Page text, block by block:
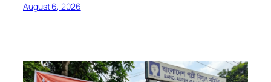
August 6, 2026